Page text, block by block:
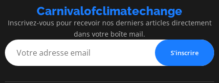
Carnivalofclimatechange
Inscrivez-vous pour recevoir nos derniers articles directement
dans votre boîte mail.
S'inscrire